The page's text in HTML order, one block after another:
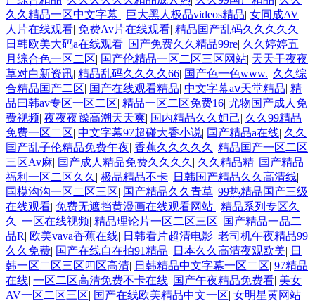
久久精品一区中文字幕 | 巨大黑人极品videos精品| 女同成AV
人片在线观看| 免费Av片在线观看| 精品国产乱码久久久久久 |
日韩欧美大码a在线观看| 国产免费久久精品99re| 久久婷婷五
月综合色一区二区| 国产伦精品一区二区三区网站| 天天干夜夜
草对白新资讯| 精品乱码久久久久66| 国产色一色www.| 久久综
合精品国产二区| 国产在线观看精品| 中文字幕aⅴ天堂精品| 精
品曰韩av专区一区二区| 精品一区二区免费16| 尤物国产成人免
费视频| 夜夜夜躁高潮天天爽| 国内精品久久妲己| 久久99精品
免费一区二区| 中文字幕97超碰大香小说| 国产精品a在线| 久久
国产乱子伦精品免费午夜| 香蕉久久久久久 | 精品国产一区二区
三区Av麻| 国产成人精品免费久久久久 | 久久精品精| 国产精品
福利一区二区久久 | 极品精品不卡| 日韩国产精品久久高清线|
国模沟沟一区二区三区| 国产精品久久青草| 99热精品国产三级
在线观看| 免费无遮挡黄漫画在线观看网站 | 精品系列专区久
久 | 一区在线视频| 精品理论片一区二区三区| 国产精品一品二
品R| 欧美vava香蕉在线| 日韩看片超清电影| 老司机午夜精品99
久久免费| 国产在线自在拍91精品| 日本久久高清夜观欧美| 日
韩一区二区三区四区高清| 日韩精品中文字幕一区二区| 97精品
在线| 一区二区高清免费不卡在线| 国产午夜精品免费看| 美女
AV一区二区三区| 国产在线欧美精品中文一区| 女明星黄网站